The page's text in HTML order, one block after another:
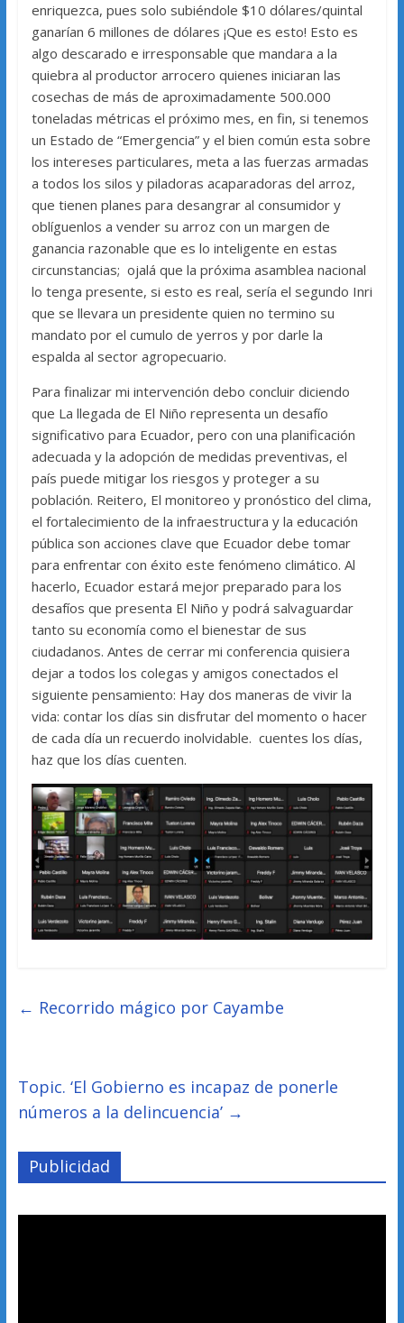
enriquezca, pues solo subiéndole $10 dólares/quintal
ganarían 6 millones de dólares ¡Que es esto! Esto es
algo descarado e irresponsable que mandara a la
quiebra al productor arrocero quienes iniciaran las
cosechas de más de aproximadamente 500.000
toneladas métricas el próximo mes, en fin, si tenemos
un Estado de “Emergencia” y el bien común esta sobre
los intereses particulares, meta a las fuerzas armadas
a todos los silos y piladoras acaparadoras del arroz,
que tienen planes para desangrar al consumidor y
oblíguenlos a vender su arroz con un margen de
ganancia razonable que es lo inteligente en estas
circunstancias; ojalá que la próxima asamblea nacional
lo tenga presente, si esto es real, sería el segundo Inri
que se llevara un presidente quien no termino su
mandato por el cumulo de yerros y por darle la
espalda al sector agropecuario.
Para finalizar mi intervención debo concluir diciendo
que La llegada de El Niño representa un desafío
significativo para Ecuador, pero con una planificación
adecuada y la adopción de medidas preventivas, el
país puede mitigar los riesgos y proteger a su
población. Reitero, El monitoreo y pronóstico del clima,
el fortalecimiento de la infraestructura y la educación
pública son acciones clave que Ecuador debe tomar
para enfrentar con éxito este fenómeno climático. Al
hacerlo, Ecuador estará mejor preparado para los
desafíos que presenta El Niño y podrá salvaguardar
tanto su economía como el bienestar de sus
ciudadanos. Antes de cerrar mi conferencia quisiera
dejar a todos los colegas y amigos conectados el
siguiente pensamiento: Hay dos maneras de vivir la
vida: contar los días sin disfrutar del momento o hacer
de cada día un recuerdo inolvidable. cuentes los días,
haz que los días cuenten.
← Recorrido mágico por Cayambe
Topic. ‘El Gobierno es incapaz de ponerle
números a la delincuencia’ →
Publicidad